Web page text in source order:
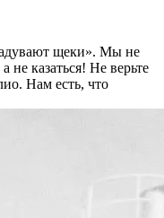
щеки». Мы не
казаться! Не верьте
Нам есть, что